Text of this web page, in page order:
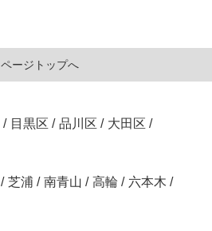
ページトップへ
/ 目黒区 / 品川区 / 大田区 /
/ 芝浦 / 南青山 / 高輪 / 六本木 /